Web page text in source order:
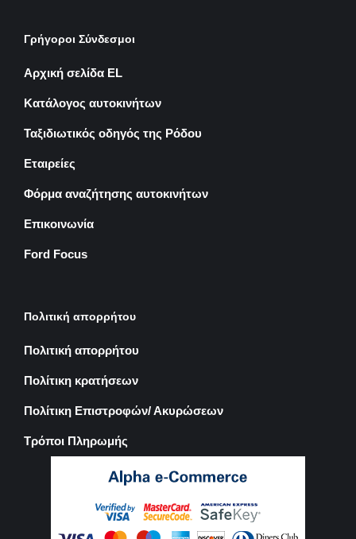
Γρήγοροι Σύνδεσμοι
Αρχική σελίδα EL
Κατάλογος αυτοκινήτων
Ταξιδιωτικός οδηγός της Ρόδου
Εταιρείες
Φόρμα αναζήτησης αυτοκινήτων
Επικοινωνία
Ford Focus
Πολιτική απορρήτου
Πολιτική απορρήτου
Πολίτικη κρατήσεων
Πολίτικη Επιστροφών/ Ακυρώσεων
Τρόποι Πληρωμής